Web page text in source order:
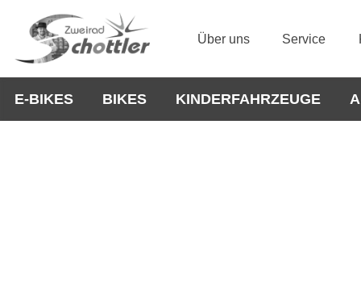
Über uns Service
E-BIKES BIKES KINDERFAHRZEUGE